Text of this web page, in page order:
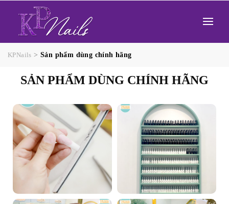
KPNails >Sản phẩm dùng chính hãng
SẢN PHẨM DÙNG CHÍNH HÃNG